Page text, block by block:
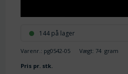
144 på lager
Varenr.: pg0542-05 Vægt: 74 gram
Pris pr. stk.